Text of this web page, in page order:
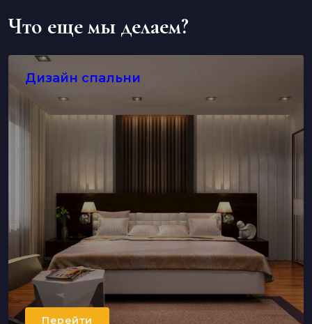
Что еще мы делаем?
Дизайн спальни
Перейти